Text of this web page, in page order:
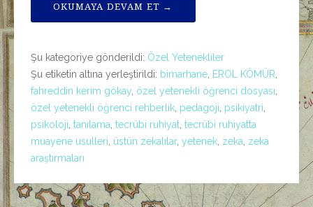
OKUMAYA DEVAM ET →
Şu kategoriye gönderildi: Özel Yetenekliler
Şu etiketin altına yerleştirildi: bimarhane EROL KÖMÜR
fahreddin kerim gökay özel yetenekli öğrenci dosyası
özel yetenekli öğrenci rehberlik pedagoji psikiyatri
psikoloji tanılama tecrübi ruhiyat tecrübi ruhiyatta
muayene usulleri üstün zekalılar, yetenek zeka zeka
araştırmaları